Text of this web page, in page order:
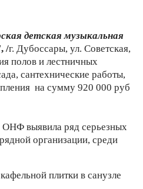
детская музыкальная
, /г. Дубоссары, ул. Советская,
полов и лестничных
сантехнические работы,
на сумму 920 000 руб
выявила ряд серьезных
организации, среди
плитки в санузле